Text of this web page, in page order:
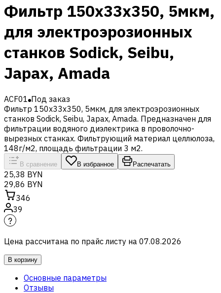
Фильтр 150x33x350, 5мкм,
для электроэрозионных
станков Sodick, Seibu,
Japax, Amada
ACF01 Под заказ
Фильтр 150x33x350, 5мкм, для электроэрозионных
станков Sodick, Seibu, Japax, Amada. Предназначен для
фильтрации водяного диэлектрика в проволочно-
вырезных станках. Фильтрующий материал целлюлоза,
148г/м2, площадь фильтрации 3 м2.
В сравнение В избранное Распечатать
25,38 BYN
29,86 BYN
346
39
Цена рассчитана по прайс листу на 07.08.2026
В корзину
Основные параметры
Отзывы